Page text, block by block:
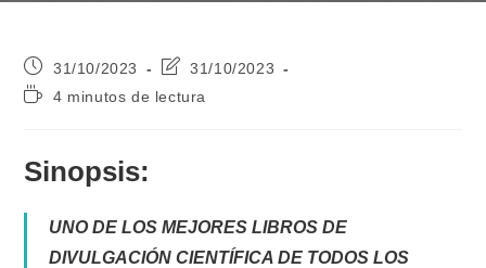
Publicación
de
la
31/10/2023
Última
de
31/10/2023
Tiempo4 minutos de lectura
Sinopsis:
UNO DE LOS MEJORES LIBROS DE
DIVULGACIÓN CIENTÍFICA DE TODOS LOS